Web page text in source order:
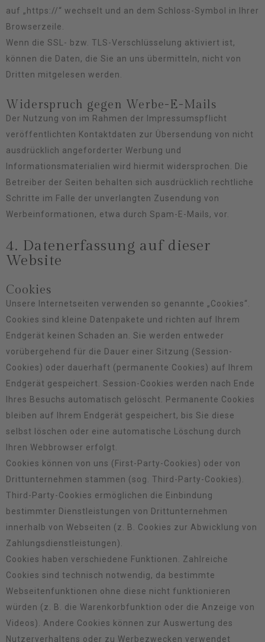
auf „https://“ wechselt und an dem Schloss-Symbol in Ihrer
Browserzeile.
Wenn die SSL- bzw. TLS-Verschlüsselung aktiviert ist,
können die Daten, die Sie an uns übermitteln, nicht von
Dritten mitgelesen werden.
Widerspruch gegen Werbe-E-Mails
Der Nutzung von im Rahmen der Impressumspflicht
veröffentlichten Kontaktdaten zur Übersendung von nicht
ausdrücklich angeforderter Werbung und
Informationsmaterialien wird hiermit widersprochen. Die
Betreiber der Seiten behalten sich ausdrücklich rechtliche
Schritte im Falle der unverlangten Zusendung von
Werbeinformationen, etwa durch Spam-E-Mails, vor.
4. Datenerfassung auf dieser
Website
Cookies
Unsere Internetseiten verwenden so genannte „Cookies“.
Cookies sind kleine Datenpakete und richten auf Ihrem
Endgerät keinen Schaden an. Sie werden entweder
vorübergehend für die Dauer einer Sitzung (Session-
Cookies) oder dauerhaft (permanente Cookies) auf Ihrem
Endgerät gespeichert. Session-Cookies werden nach Ende
Ihres Besuchs automatisch gelöscht. Permanente Cookies
bleiben auf Ihrem Endgerät gespeichert, bis Sie diese
selbst löschen oder eine automatische Löschung durch
Ihren Webbrowser erfolgt.
Cookies können von uns (First-Party-Cookies) oder von
Drittunternehmen stammen (sog. Third-Party-Cookies).
Third-Party-Cookies ermöglichen die Einbindung
bestimmter Dienstleistungen von Drittunternehmen
innerhalb von Webseiten (z. B. Cookies zur Abwicklung von
Zahlungsdienstleistungen).
Cookies haben verschiedene Funktionen. Zahlreiche
Cookies sind technisch notwendig, da bestimmte
Webseitenfunktionen ohne diese nicht funktionieren
würden (z. B. die Warenkorbfunktion oder die Anzeige von
Videos). Andere Cookies können zur Auswertung des
Nutzerverhaltens oder zu Werbezwecken verwendet